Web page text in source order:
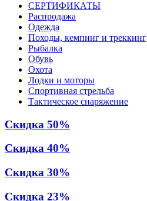
СЕРТИФИКАТЫ
Распродажа
Одежда
Походы, кемпинг и треккинг
Рыбалка
Обувь
Охота
Лодки и моторы
Спортивная стрельба
Тактическое снаряжение
Скидка 50%
Скидка 40%
Скидка 30%
Скидка 23%